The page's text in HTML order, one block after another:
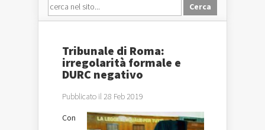
Tribunale di Roma:
irregolarità formale e
DURC negativo
Pubblicato il 28 Feb 2019
Con